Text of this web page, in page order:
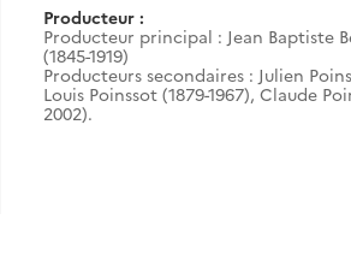
Producteur :
Producteur principal : Jean Baptiste
(1845-1919)
Producteurs secondaires : Julien
Louis Poinssot (1879-1967), Claude
2002).